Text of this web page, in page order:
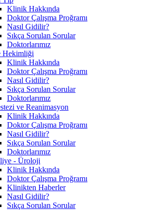
Klinik Hakkında
Doktor Çalışma Proğramı
Nasıl Gidilir?
Sıkça Sorulan Sorular
Doktorlarımız
Hekimliği
Klinik Hakkında
Doktor Çalışma Proğramı
Nasıl Gidilir?
Sıkça Sorulan Sorular
Doktorlarımız
ve Reanimasyon
Klinik Hakkında
Doktor Çalışma Proğramı
Nasıl Gidilir?
Sıkça Sorulan Sorular
Doktorlarımız
- Üroloji
Klinik Hakkında
Doktor Çalışma Proğramı
Klinikten Haberler
Nasıl Gidilir?
Sıkça Sorulan Sorular